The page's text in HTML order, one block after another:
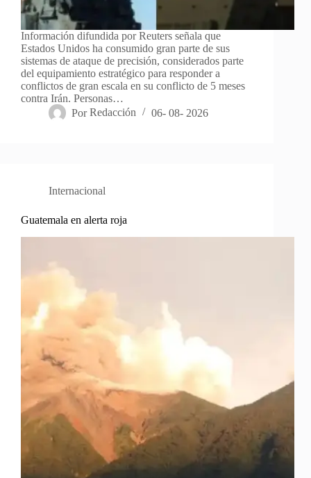
Información difundida por Reuters señala que
Estados Unidos ha consumido gran parte de sus
sistemas de ataque de precisión, considerados parte
del equipamiento estratégico para responder a
conflictos de gran escala en su conflicto de 5 meses
contra Irán. Personas…
Por Redacción 06- 08- 2026
Internacional
Guatemala en alerta roja